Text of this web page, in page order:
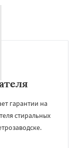
гарантии на
стиральных